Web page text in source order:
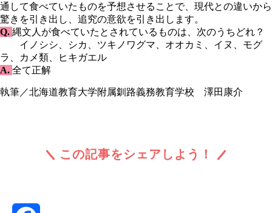
通して食べていたものを予想させることで、現代との違いから
驚きを引き出し、追究の意欲を引き出します。
Q. 縄文人が食べていたとされているものは、次のうちどれ？
イノシシ、シカ、ツキノワグマ、オオカミ、イヌ、モグ
ラ、カメ類、ヒキガエル
A. 全て正解
執筆／北海道教育大学附属釧路義務教育学校 澤田康介
この記事をシェアしよう！